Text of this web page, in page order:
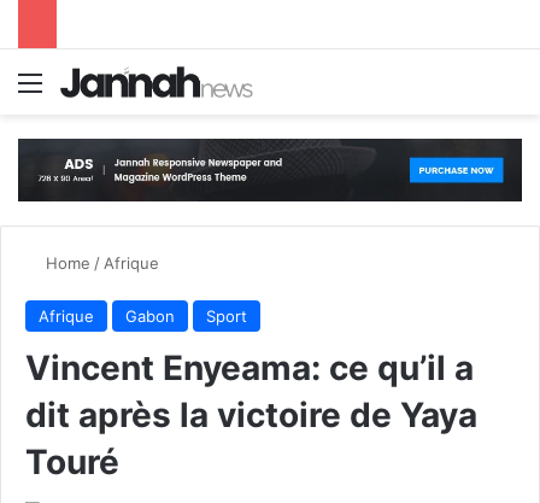
Menu
Home / Afrique
Afrique Gabon Sport
Vincent Enyeama: ce qu’il a
dit après la victoire de Yaya
Touré